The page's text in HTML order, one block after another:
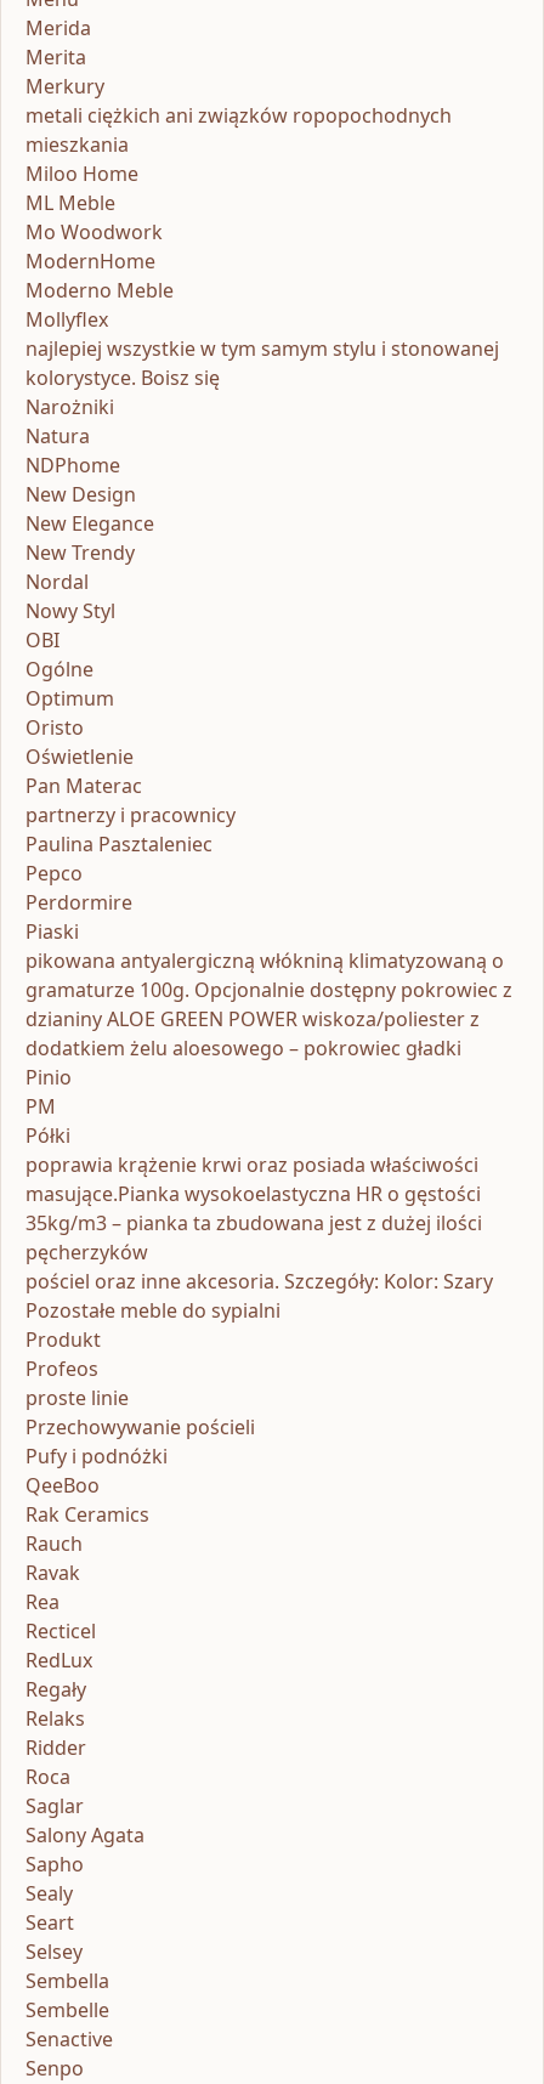
Merida
Merita
Merkury
metali ciężkich ani związków ropopochodnych
mieszkania
Miloo Home
ML Meble
Mo Woodwork
ModernHome
Moderno Meble
Mollyflex
najlepiej wszystkie w tym samym stylu i stonowanej
kolorystyce. Boisz się
Narożniki
Natura
NDPhome
New Design
New Elegance
New Trendy
Nordal
Nowy Styl
OBI
Ogólne
Optimum
Oristo
Oświetlenie
Pan Materac
partnerzy i pracownicy
Paulina Pasztaleniec
Pepco
Perdormire
Piaski
pikowana antyalergiczną włókniną klimatyzowaną o
gramaturze 100g. Opcjonalnie dostępny pokrowiec z
dzianiny ALOE GREEN POWER wiskoza/poliester z
dodatkiem żelu aloesowego – pokrowiec gładki
Pinio
PM
Półki
poprawia krążenie krwi oraz posiada właściwości
masujące.Pianka wysokoelastyczna HR o gęstości
35kg/m3 – pianka ta zbudowana jest z dużej ilości
pęcherzyków
pościel oraz inne akcesoria. Szczegóły: Kolor: Szary
Pozostałe meble do sypialni
Produkt
Profeos
proste linie
Przechowywanie pościeli
Pufy i podnóżki
QeeBoo
Rak Ceramics
Rauch
Ravak
Rea
Recticel
RedLux
Regały
Relaks
Ridder
Roca
Saglar
Salony Agata
Sapho
Sealy
Seart
Selsey
Sembella
Sembelle
Senactive
Senpo